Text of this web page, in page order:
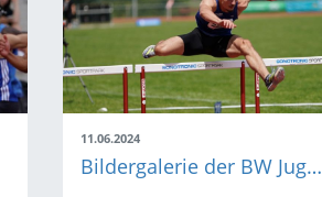
11.06.2024
Bildergalerie der BW Jugend Finals ist online